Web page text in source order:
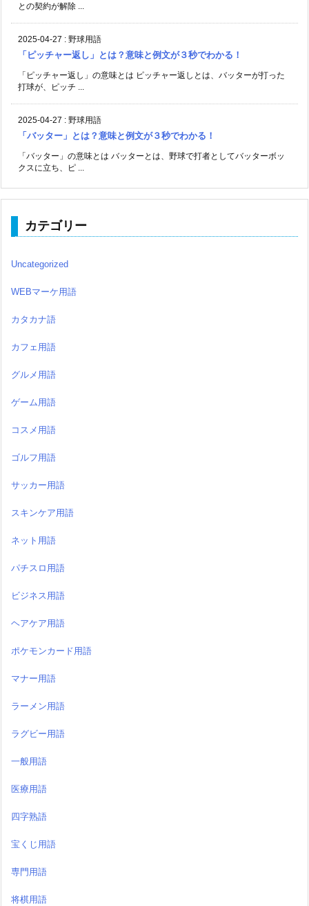
との契約が解除 ...
2025-04-27 : 野球用語
「ピッチャー返し」とは？意味と例文が３秒でわかる！
「ピッチャー返し」の意味とは ピッチャー返しとは、バッターが打った
打球が、ピッチ ...
2025-04-27 : 野球用語
「バッター」とは？意味と例文が３秒でわかる！
「バッター」の意味とは バッターとは、野球で打者としてバッターボッ
クスに立ち、ピ ...
カテゴリー
Uncategorized
WEBマーケ用語
カタカナ語
カフェ用語
グルメ用語
ゲーム用語
コスメ用語
ゴルフ用語
サッカー用語
スキンケア用語
ネット用語
パチスロ用語
ビジネス用語
ヘアケア用語
ポケモンカード用語
マナー用語
ラーメン用語
ラグビー用語
一般用語
医療用語
四字熟語
宝くじ用語
専門用語
将棋用語